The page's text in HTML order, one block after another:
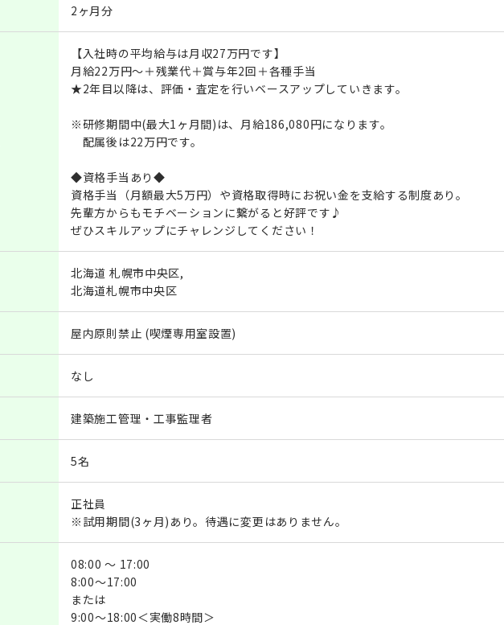
2ヶ月分
【入社時の平均給与は月収27万円です】
月給22万円～＋残業代＋賞与年2回＋各種手当
★2年目以降は、評価・査定を行いベースアップしていきます。
※研修期間中(最大1ヶ月間)は、月給186,080円になります。
配属後は22万円です。
◆資格手当あり◆
資格手当（月額最大5万円）や資格取得時にお祝い金を支給する制度あり。
先輩方からもモチベーションに繋がると好評です♪
ぜひスキルアップにチャレンジしてください！
北海道 札幌市中央区,
北海道札幌市中央区
屋内原則禁止 (喫煙専用室設置)
なし
建築施工管理・工事監理者
5名
正社員
※試用期間(3ヶ月)あり。待遇に変更はありません。
08:00 ～ 17:00
8:00～17:00
または
9:00～18:00＜実働8時間＞